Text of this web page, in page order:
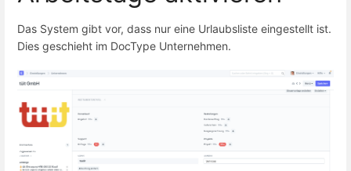
Das System gibt vor, dass nur eine Urlaubsliste eingestellt ist.
Dies geschieht im DocType Unternehmen.